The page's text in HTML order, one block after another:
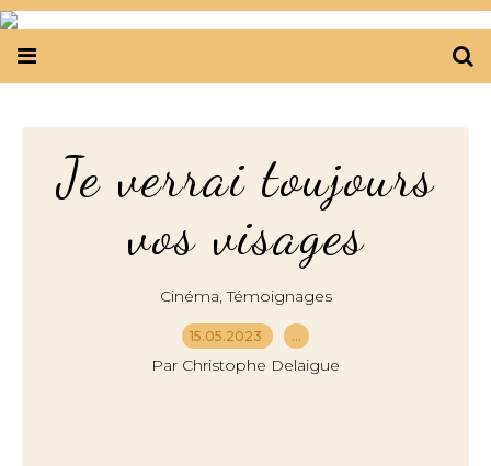
Je verrai toujours
vos visages
Cinéma,Témoignages
15.05.2023 …
Par Christophe Delaigue